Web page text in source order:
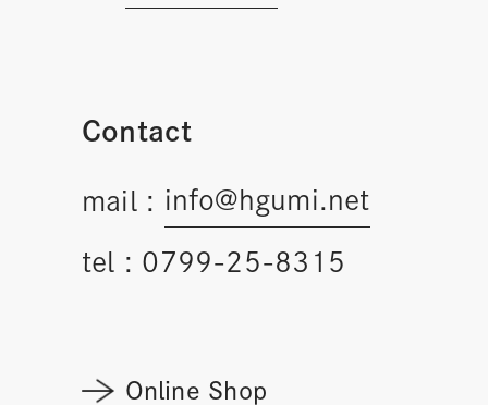
Contact
mail : info@hgumi.net
tel : 0799-25-8315
Online Shop